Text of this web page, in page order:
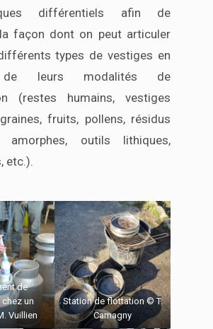
différentiels afin de
la façon dont on peut articuler
différents types de vestiges en
de leurs modalités de
(restes humains, vestiges
graines, fruits, pollens, résidus
amorphes, outils lithiques,
etc.).
de
un
Vuillien
Station de flottation © T.
Camagny